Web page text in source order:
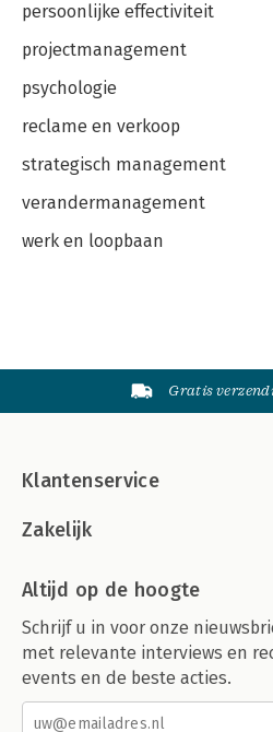
persoonlijke effectiviteit
projectmanagement
psychologie
reclame en verkoop
strategisch management
verandermanagement
werk en loopbaan
Gratis
Klantenservice
Zakelijk
Altijd op de hoogte
Schrijf u in voor onze
met relevante interviews en
events en de beste acties.